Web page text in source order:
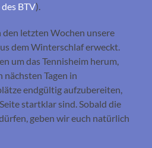
BTV).
letzten Wochen unsere
dem Winterschlaf erweckt.
um das Tennisheim herum,
Tagen in
endgültig aufzubereiten,
startklar sind. Sobald die
geben wir euch natürlich